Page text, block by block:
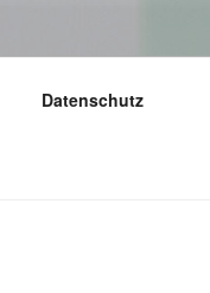
Datenschutz